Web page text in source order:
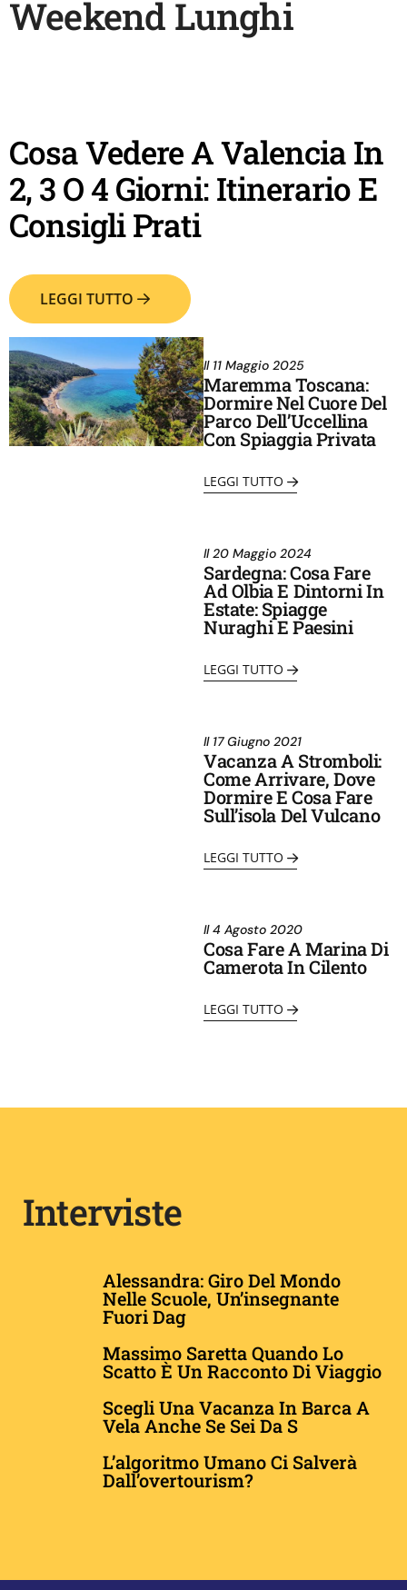
Weekend Lunghi
Cosa Vedere A Valencia In
2, 3 O 4 Giorni: Itinerario E
Consigli Prati
LEGGI TUTTO
Il 11 Maggio 2025
Maremma Toscana:
Dormire Nel Cuore Del
Parco Dell’Uccellina
Con Spiaggia Privata
LEGGI TUTTO
Il20 Maggio 2024
Sardegna: Cosa Fare
Ad Olbia E Dintorni In
Estate: Spiagge
Nuraghi E Paesini
LEGGI TUTTO
Il 17 Giugno 2021
Vacanza A Stromboli:
Come Arrivare, Dove
Dormire E Cosa Fare
Sull’isola Del Vulcano
LEGGI TUTTO
Il4 Agosto 2020
Cosa Fare A Marina Di
Camerota In Cilento
LEGGI TUTTO
Interviste
Alessandra: Giro Del Mondo
Nelle Scuole, Un’insegnante
Fuori Dag
Massimo Saretta Quando Lo
Scatto È Un Racconto Di Viaggio
​​​​​​Scegli Una Vacanza In Barca A
Vela Anche Se Sei Da S
L’algoritmo Umano Ci Salverà
Dall’overtourism?